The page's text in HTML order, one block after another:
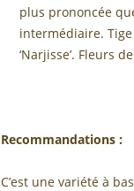
plus prononcée
intermédiaire.
‘Narjisse’. Fleurs
Recommandations :
C’est une variété à